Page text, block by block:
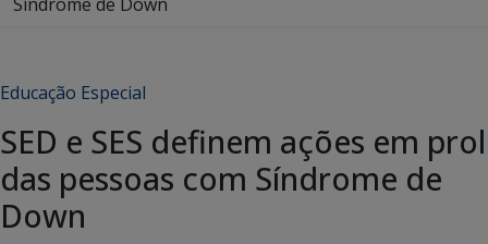
Educação Especial
SED e SES definem ações em prol
das pessoas com Síndrome de
Down